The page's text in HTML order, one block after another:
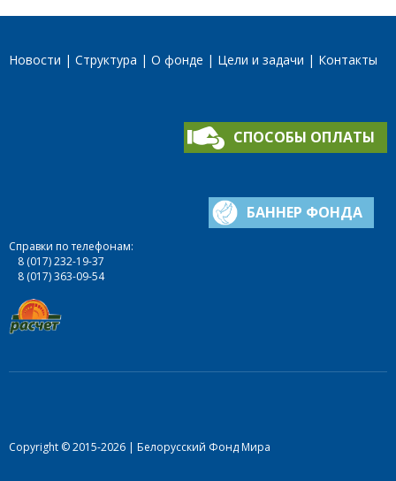
Новости Структура О фонде Цели и задачи Контакты
СПОСОБЫ ОПЛАТЫ
БАННЕР ФОНДА
Справки по телефонам:
8 (017) 232-19-37
8 (017) 363-09-54
Copyright © 2015-2026 | Белорусский Фонд Мира